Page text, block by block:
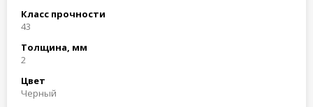
Класс прочности
43
Толщина, мм
2
Цвет
Черный